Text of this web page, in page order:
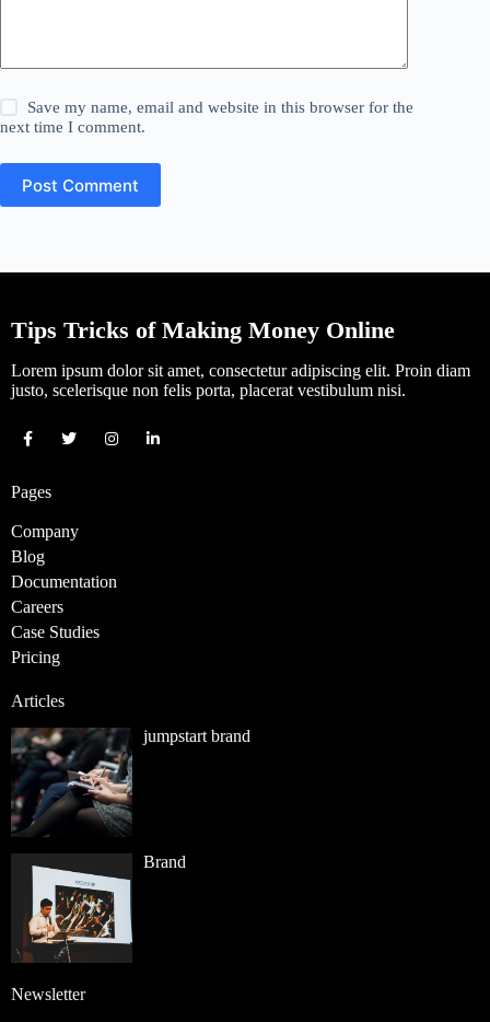
Save my name, email and website in this browser for the
next time I comment.
Post Comment
Tips Tricks of Making Money Online
Lorem ipsum dolor sit amet, consectetur adipiscing elit. Proin diam
justo, scelerisque non felis porta, placerat vestibulum nisi.
Pages
Company
Blog
Documentation
Careers
Case Studies
Pricing
Articles
jumpstart brand
Brand
Newsletter